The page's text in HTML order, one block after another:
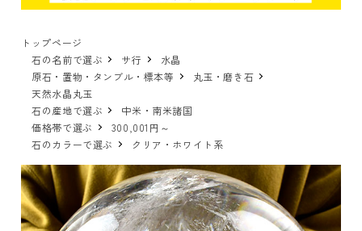
トップページ
石の名前で選ぶ
サ行
水晶
原石・置物・タンブル・標本等
丸玉・磨き石
天然水晶丸玉
石の産地で選ぶ
中米・南米諸国
価格帯で選ぶ
300,001円～
石のカラーで選ぶ
クリア・ホワイト系